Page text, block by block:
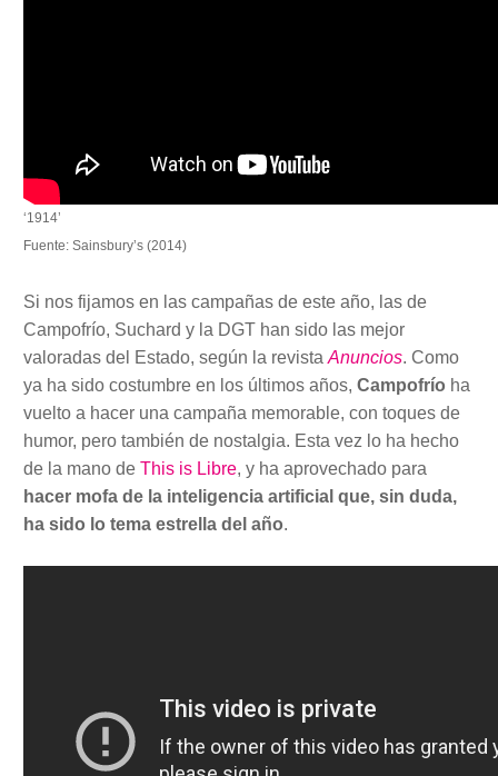
‘1914’
Fuente: Sainsbury’s (2014)
Si nos fijamos en las campañas de este año, las de
Campofrío, Suchard y la DGT han sido las mejor
valoradas del Estado, según la revistaAnuncios. Como
ya ha sido costumbre en los últimos años, Campofrío ha
vuelto a hacer una campaña memorable, con toques de
humor, pero también de nostalgia. Esta vez lo ha hecho
de la mano de This is Libre, y ha aprovechado para
hacer mofa de la inteligencia artificial que, sin duda,
ha sido lo tema estrella del año.